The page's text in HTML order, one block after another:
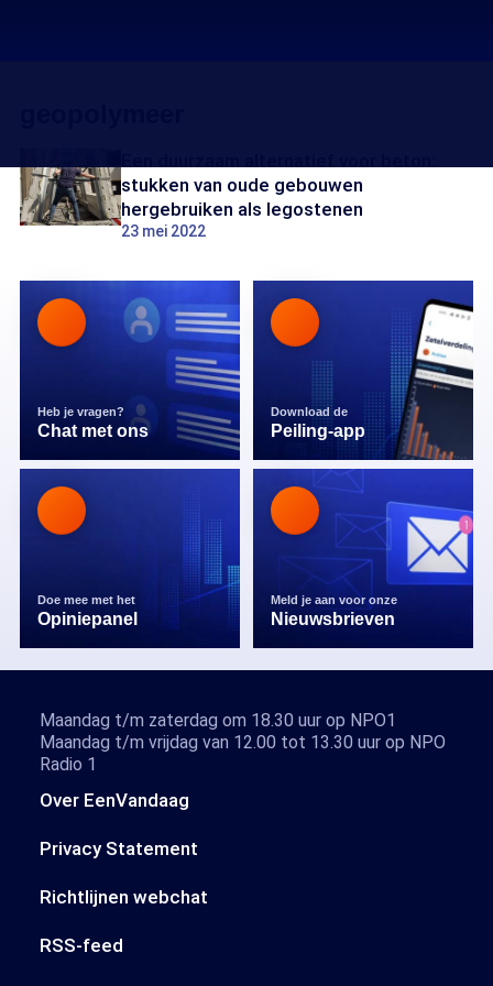
stukken van oude gebouwen
hergebruiken als legostenen
23 mei 2022
Heb je vragen?
Chat met ons
Download de
Peiling-app
Doe mee met het
Opiniepanel
Meld je aan voor onze
Nieuwsbrieven
Over EenVandaag
Privacy Statement
Richtlijnen webchat
RSS-feed
Maandag t/m zaterdag om 18.30 uur op NPO1
Maandag t/m vrijdag van 12.00 tot 13.30 uur op NPO
Radio 1